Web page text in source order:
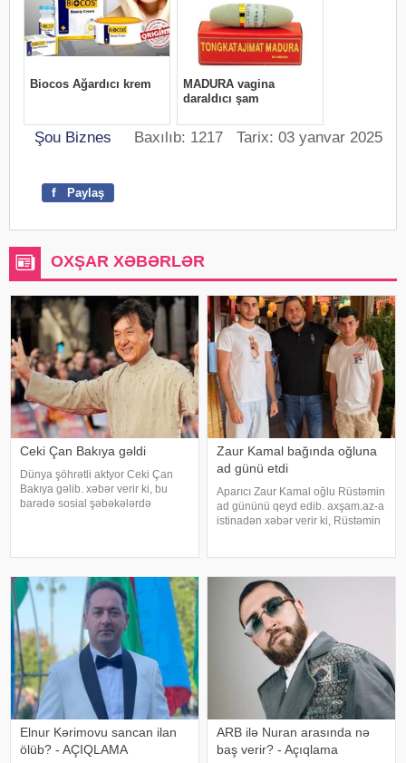
Şou Biznes Baxılıb: 1217 Tarix: 03 yanvar 2025
f Paylaş
OXŞAR XƏBƏRLƏR
Ceki Çan Bakıya gəldi
Dünya şöhrətli aktyor Ceki Çan
Bakıya gəlib. xəbər verir ki, bu
barədə sosial şəbəkələrdə
adlı beynəlxalq fil
Zaur Kamal bağında oğluna
ad günü etdi
Aparıcı Zaur Kamal oğlu Rüstəmin
ad gününü qeyd edib. axşam.az-a
istinadən xəbər verir ki, Rüstəmin
Daha sonra isə Zaur ailəsi il
Elnur Kərimovu sancan ilan
ölüb? - AÇIQLAMA
ARB ilə Nuran arasında nə
baş verir? - Açıqlama